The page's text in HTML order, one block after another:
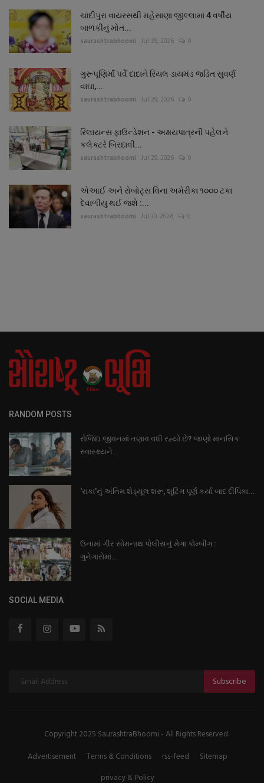
ચાંદીપુરા વાયરસથી મહેસાણા જીલ્લામાં 4 વર્ષીય
બાળકીનું મોત...
saurashtrabhoomi Jul 29, 2026 0
ગુરૂપૂણિર્માં પર્વે દાદાને રિયલ ડાયમંડ જડિત સુવર્ણ
વાઘા,...
saurashtrabhoomi Jul 29, 2026 0
રિલાયન્સ ફાઉન્ડેશન - અક્ષયપાત્રની પહેલને
કલેક્ટરે બિરદાવી...
saurashtrabhoomi Jul 29, 2026 0
એઆઈ અને રોબોટ્સ વિના અમેરીકા ૧૦૦૦ ટકા
દેવાળીયુ થઈ જશે :...
saurashtrabhoomi Jul 30, 2026 0
RANDOM POSTS
રોજિંદા જીવનમાં તણાવ વધી રહ્યો છે? જાણો માનસિક
સ્વાસ્થ્યને...
'રાકા'નું અંતિમ શેડ્યૂલ શરૂ, શૂટિંગ પૂર્ણ કર્યા બાદ દીપિકા...
ઉનામાં ગીર સોમનાથ પોલીસનું મેગા કોમ્બીંગ :
ગુનેગારોમાં...
SOCIAL MEDIA
Subscribe
Copyright 2025 SaurashtraBhoomi - All Rights Reserved.
Advertisement
Terms & Conditions rss-feed
Sitemap
privacy & Policy